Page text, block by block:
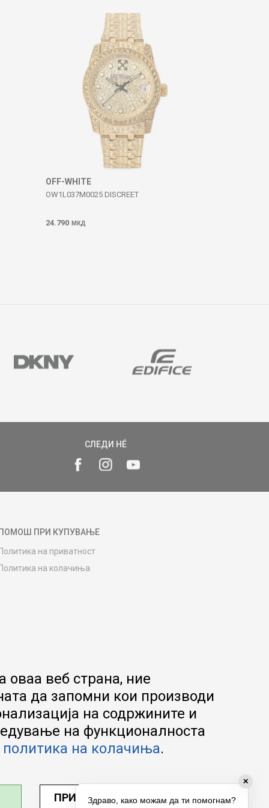
OFF-WHITE
OW1L037M0025 DISCREET
24.790 МКД
СЛЕДИ НÉ
ПОМОШ ПРИ КУПУВАЊЕ
Политика на приватност
Политика на колачиња
Product Finder
оваа веб страна, ние
да запомни кои производи
на содржините и
на функционалноста
политика на колачиња.
ПРИЛАГОДИ ПОСТАВУВАЊА
✕
Здраво, како можам да ти помогнам?